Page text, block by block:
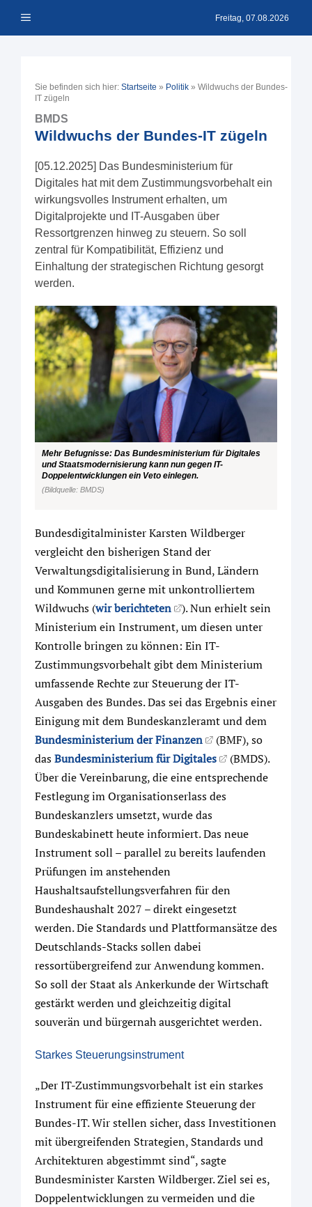
Inhalt Menü Freitag, 07.08.2026
Sie befinden sich hier: Startseite » Politik » Wildwuchs der Bundes-
IT zügeln
BMDS
Wildwuchs der Bundes-IT zügeln
[05.12.2025] Das Bundesministerium für
Digitales hat mit dem Zustimmungsvorbehalt ein
wirkungsvolles Instrument erhalten, um
Digitalprojekte und IT-Ausgaben über
Ressortgrenzen hinweg zu steuern. So soll
zentral für Kompatibilität, Effizienz und
Einhaltung der strategischen Richtung gesorgt
werden.
Mehr Befugnisse: Das Bundesministerium für Digitales
und Staatsmodernisierung kann nun gegen IT-
Doppelentwicklungen ein Veto einlegen.
(Bildquelle: BMDS)
Bundesdigitalminister Karsten Wildberger
vergleicht den bisherigen Stand der
Verwaltungsdigitalisierung in Bund, Ländern
und Kommunen gerne mit unkontrolliertem
Wildwuchs (wir berichteten
). Nun erhielt sein
Ministerium ein Instrument, um diesen unter
Kontrolle bringen zu können: Ein IT-
Zustimmungsvorbehalt gibt dem Ministerium
umfassende Rechte zur Steuerung der IT-
Ausgaben des Bundes. Das sei das Ergebnis einer
Einigung mit dem Bundeskanzleramt und dem
Bundesministerium der Finanzen
(BMF), so
dasBundesministerium für Digitales
(BMDS).
Über die Vereinbarung, die eine entsprechende
Festlegung im Organisationserlass des
Bundeskanzlers umsetzt, wurde das
Bundeskabinett heute informiert. Das neue
Instrument soll – parallel zu bereits laufenden
Prüfungen im anstehenden
Haushaltsaufstellungsverfahren für den
Bundeshaushalt 2027 – direkt eingesetzt
werden. Die Standards und Plattformansätze des
Deutschlands-Stacks sollen dabei
ressortübergreifend zur Anwendung kommen.
So soll der Staat als Ankerkunde der Wirtschaft
gestärkt werden und gleichzeitig digital
souverän und bürgernah ausgerichtet werden.
Starkes Steuerungsinstrument
„Der IT-Zustimmungsvorbehalt ist ein starkes
Instrument für eine effiziente Steuerung der
Bundes-IT. Wir stellen sicher, dass Investitionen
mit übergreifenden Strategien, Standards und
Architekturen abgestimmt sind“, sagte
Bundesminister Karsten Wildberger. Ziel sei es,
Doppelentwicklungen zu vermeiden und die